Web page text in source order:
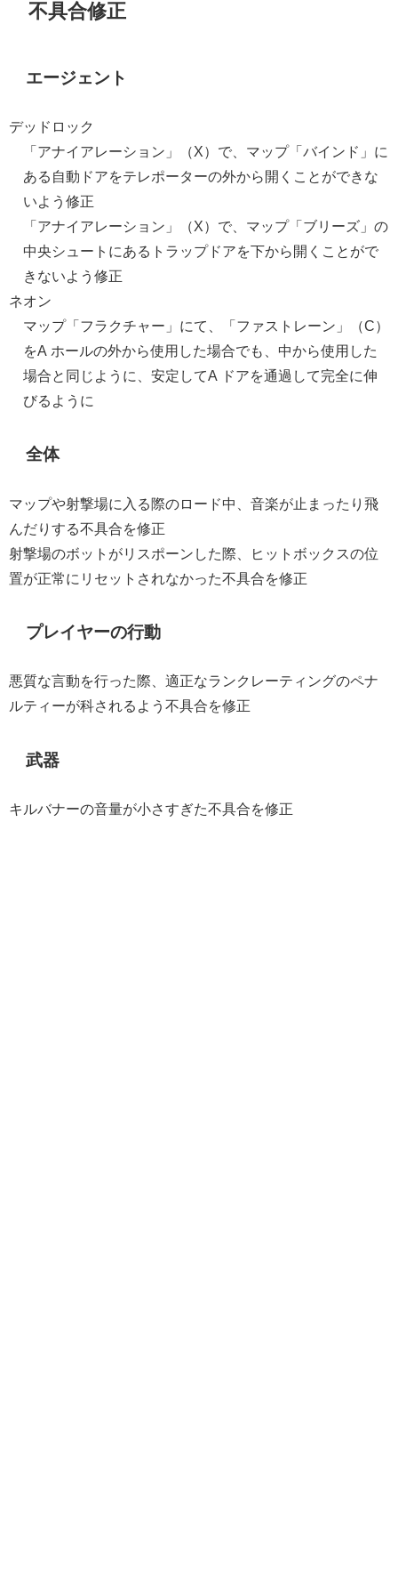
不具合修正
エージェント
デッドロック
「アナイアレーション」（X）で、マップ「バインド」に
ある自動ドアをテレポーターの外から開くことができな
いよう修正
「アナイアレーション」（X）で、マップ「ブリーズ」の
中央シュートにあるトラップドアを下から開くことがで
きないよう修正
ネオン
マップ「フラクチャー」にて、「ファストレーン」（C）
をA ホールの外から使用した場合でも、中から使用した
場合と同じように、安定してA ドアを通過して完全に伸
びるように
全体
マップや射撃場に入る際のロード中、音楽が止まったり飛
んだりする不具合を修正
射撃場のボットがリスポーンした際、ヒットボックスの位
置が正常にリセットされなかった不具合を修正
プレイヤーの行動
悪質な言動を行った際、適正なランクレーティングのペナ
ルティーが科されるよう不具合を修正
武器
キルバナーの音量が小さすぎた不具合を修正